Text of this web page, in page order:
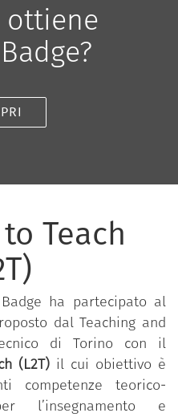
ottiene
Teach
ha partecipato al
dal Teaching and
di Torino con il
(L2T) il cui obiettivo è
competenze teorico-
l’insegnamento e